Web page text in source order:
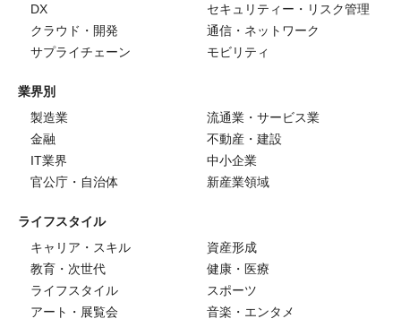
DX
セキュリティー・リスク管理
クラウド・開発
通信・ネットワーク
サプライチェーン
モビリティ
業界別
製造業
流通業・サービス業
金融
不動産・建設
IT業界
中小企業
官公庁・自治体
新産業領域
ライフスタイル
キャリア・スキル
資産形成
教育・次世代
健康・医療
ライフスタイル
スポーツ
アート・展覧会
音楽・エンタメ